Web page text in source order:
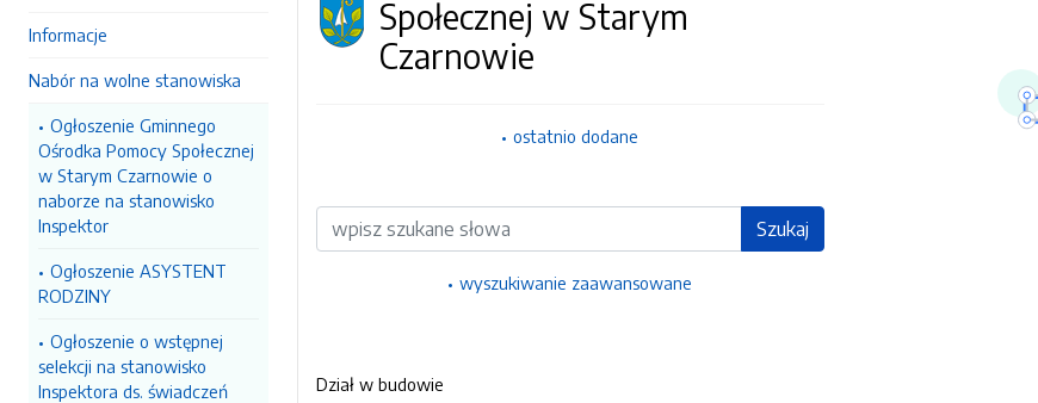
Informacje
Nabór na wolne stanowiska
Ogłoszenie Gminnego
Ośrodka Pomocy Społecznej
w Starym Czarnowie o
naborze na stanowisko
Inspektor
Ogłoszenie ASYSTENT
RODZINY
Ogłoszenie o wstępnej
selekcji na stanowisko
Inspektora ds. świadczeń
Społecznej w Starym
Czarnowie
ostatnio dodane
Wyszukiwarka Szukaj
wyszukiwanie zaawansowane
Dział w budowie